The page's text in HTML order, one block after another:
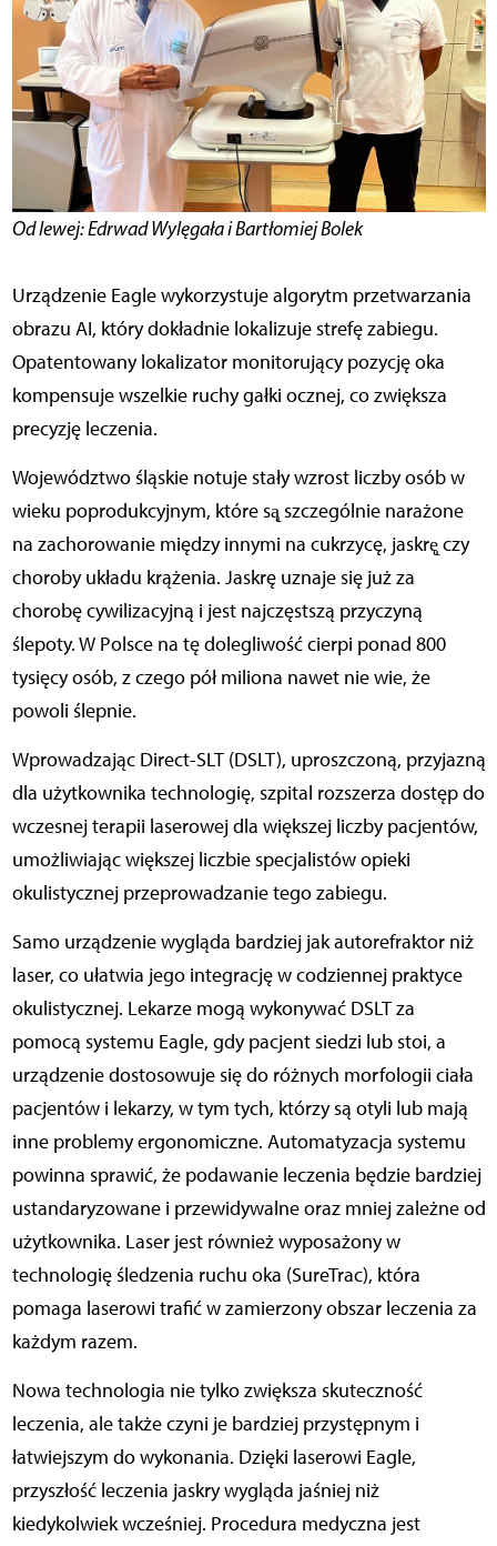
Od lewej: Edrwad Wylęgała i Bartłomiej Bolek
Urządzenie Eagle wykorzystuje algorytm przetwarzania
obrazu AI, który dokładnie lokalizuje strefę zabiegu.
Opatentowany lokalizator monitorujący pozycję oka
kompensuje wszelkie ruchy gałki ocznej, co zwiększa
precyzję leczenia.
Województwo śląskie notuje stały wzrost liczby osób w
wieku poprodukcyjnym, które są̨ szczególnie narażone
na zachorowanie między innymi na cukrzycę, jaskrę̨ czy
choroby układu krążenia. Jaskrę uznaje się już za
chorobę cywilizacyjną i jest najczęstszą przyczyną
ślepoty. W Polsce na tę dolegliwość cierpi ponad 800
tysięcy osób, z czego pół miliona nawet nie wie, że
powoli ślepnie.
Wprowadzając Direct-SLT (DSLT), uproszczoną, przyjazną
dla użytkownika technologię, szpital rozszerza dostęp do
wczesnej terapii laserowej dla większej liczby pacjentów,
umożliwiając większej liczbie specjalistów opieki
okulistycznej przeprowadzanie tego zabiegu.
Samo urządzenie wygląda bardziej jak autorefraktor niż
laser, co ułatwia jego integrację w codziennej praktyce
okulistycznej. Lekarze mogą wykonywać DSLT za
pomocą systemu Eagle, gdy pacjent siedzi lub stoi, a
urządzenie dostosowuje się do różnych morfologii ciała
pacjentów i lekarzy, w tym tych, którzy są otyli lub mają
inne problemy ergonomiczne. Automatyzacja systemu
powinna sprawić, że podawanie leczenia będzie bardziej
ustandaryzowane i przewidywalne oraz mniej zależne od
użytkownika. Laser jest również wyposażony w
technologię śledzenia ruchu oka (SureTrac), która
pomaga laserowi trafić w zamierzony obszar leczenia za
każdym razem.
Nowa technologia nie tylko zwiększa skuteczność
leczenia, ale także czyni je bardziej przystępnym i
łatwiejszym do wykonania. Dzięki laserowi Eagle,
przyszłość leczenia jaskry wygląda jaśniej niż
kiedykolwiek wcześniej. Procedura medyczna jest